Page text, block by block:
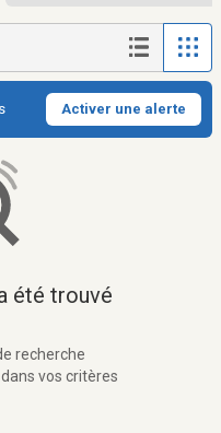
Activer une alerte
été trouvé
recherche
vos critères